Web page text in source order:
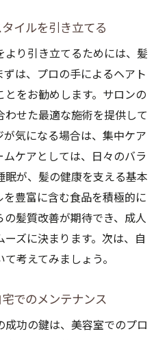
イルを引き立てる
より引き立てるためには、髪
は、プロの手によるヘアト
とをお勧めします。サロンの
せた最適な施術を提供して
が気になる場合は、集中ケア
ケアとしては、日々のバラ
眠が、髪の健康を支える基本
豊富に含む食品を積極的に
髪質改善が期待でき、成人
ズに決まります。次は、自
考えてみましょう。
でのメンテナンス
功の鍵は、美容室でのプロ